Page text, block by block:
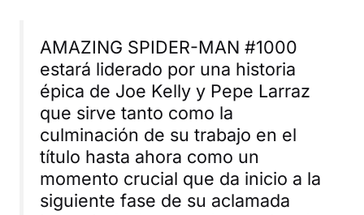
AMAZING SPIDER-MAN #1000
estará liderado por una historia
épica de Joe Kelly y Pepe Larraz
que sirve tanto como la
culminación de su trabajo en el
título hasta ahora como un
momento crucial que da inicio a la
siguiente fase de su aclamada